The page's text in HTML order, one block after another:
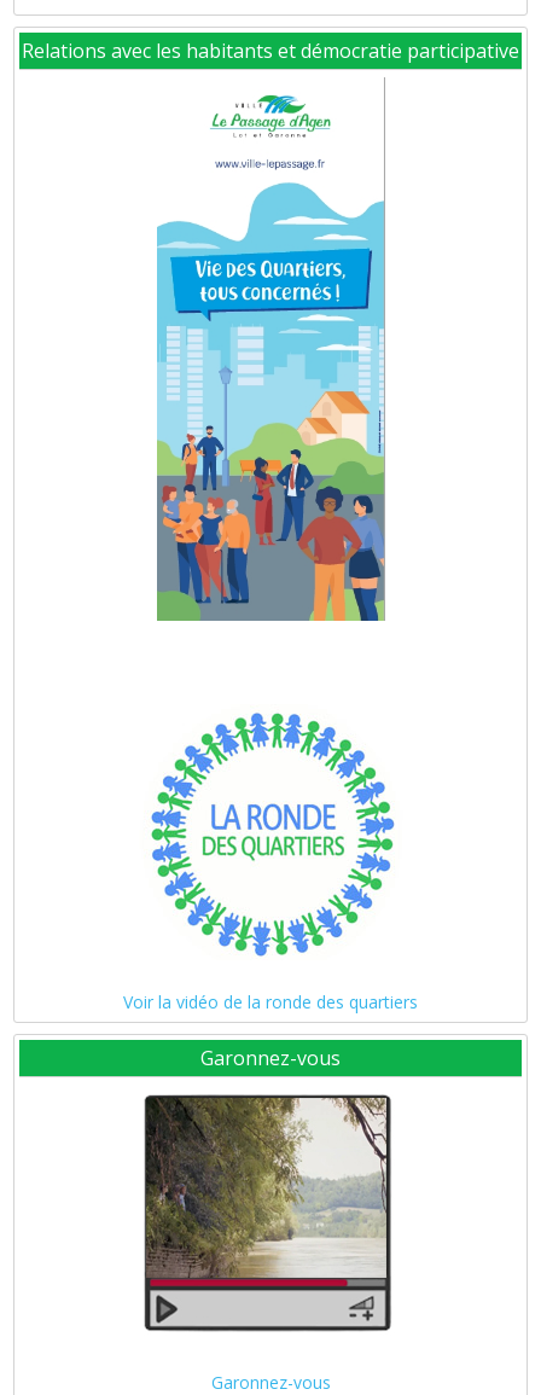
Relations avec les habitants et démocratie participative
Voir la vidéo de la ronde des quartiers
Garonnez-vous
Garonnez-vous